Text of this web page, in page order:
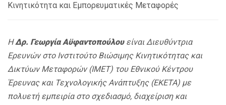
Κινητικότητα και Εμπορευματικές Μεταφορές
ΗΔρ. Γεωργία Αϋφαντοπούλουείναι Διευθύντρια
Ερευνών στο Ινστιτούτο Βιώσιμης Κινητικότητας και
Δικτύων Μεταφορών (ΙΜΕΤ) του Εθνικού Κέντρου
Έρευνας και Τεχνολογικής Ανάπτυξης (ΕΚΕΤΑ) με
πολυετή εμπειρία στο σχεδιασμό, διαχείριση και